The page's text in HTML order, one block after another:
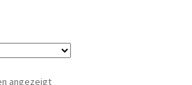
angezeigt